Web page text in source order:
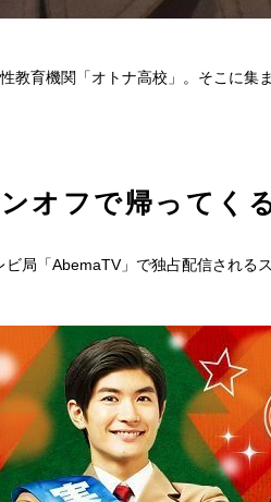
教育機関「オトナ高校」。そこに集
オフで帰ってくる
局「AbemaTV」で独占配信される